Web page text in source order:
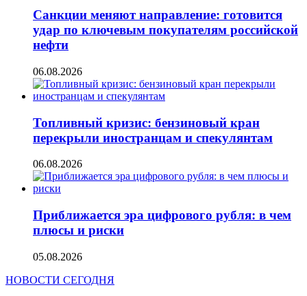
Санкции меняют направление: готовится
удар по ключевым покупателям российской
нефти
06.08.2026
Топливный кризис: бензиновый кран
перекрыли иностранцам и спекулянтам
06.08.2026
Приближается эра цифрового рубля: в чем
плюсы и риски
05.08.2026
НОВОСТИ СЕГОДНЯ